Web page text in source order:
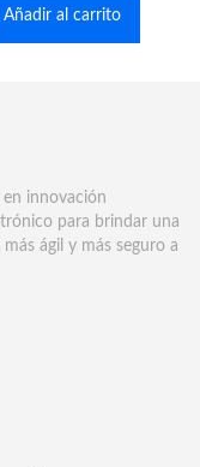
Añadir al carrito
en innovación
para brindar una
ágil y más seguro a